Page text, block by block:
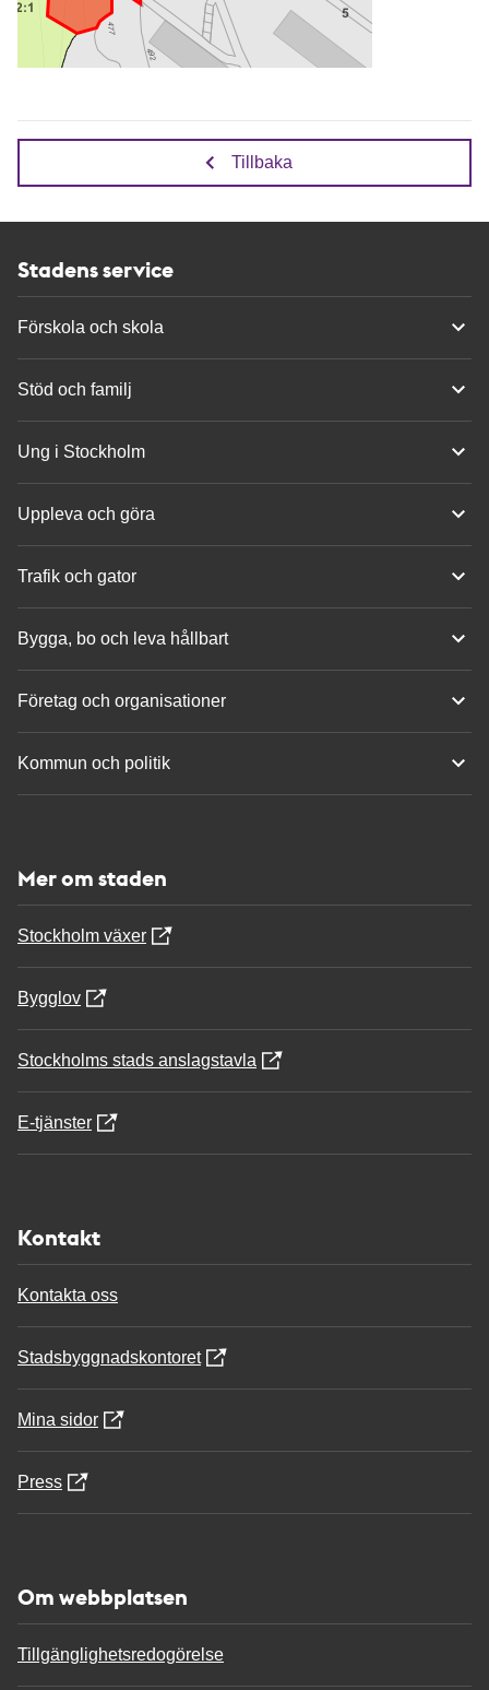
Tillbaka
Stadens service
Förskola och skola
Stöd och familj
Ung i Stockholm
Uppleva och göra
Trafik och gator
Bygga, bo och leva hållbart
Företag och organisationer
Kommun och politik
Mer om staden
Stockholm växer
Bygglov
Stockholms stads anslagstavla
E-tjänster
Kontakt
Kontakta oss
Stadsbyggnadskontoret
Mina sidor
Press
Om webbplatsen
Tillgänglighetsredogörelse